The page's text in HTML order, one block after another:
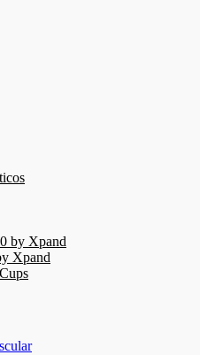
by Xpand
Xpand